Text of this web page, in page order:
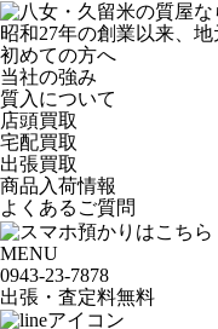
昭和27年の創業以来、
初めての方へ
当社の強み
質入について
店頭買取
宅配買取
出張買取
商品入荷情報
よくあるご質問
MENU
0943-23-7878
出張・査定料無料